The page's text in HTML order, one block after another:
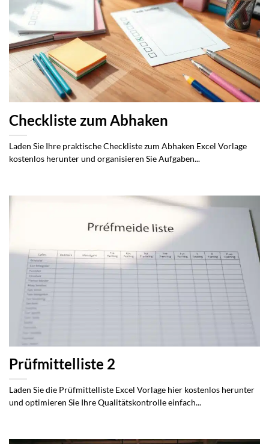
Checkliste zum Abhaken
Laden Sie Ihre praktische Checkliste zum Abhaken Excel Vorlage
kostenlos herunter und organisieren Sie Aufgaben...
Prüfmittelliste 2
Laden Sie die Prüfmittelliste Excel Vorlage hier kostenlos herunter
und optimieren Sie Ihre Qualitätskontrolle einfach...